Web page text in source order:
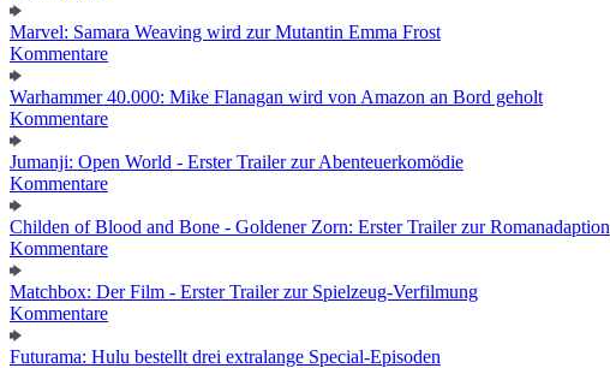
Marvel: Samara Weaving wird zur Mutantin Emma Frost
Kommentare
Warhammer 40.000: Mike Flanagan wird von Amazon an Bord geholt
Kommentare
Jumanji: Open World - Erster Trailer zur Abenteuerkomödie
Kommentare
Childen of Blood and Bone - Goldener Zorn: Erster Trailer zur Romanadaption
Kommentare
Matchbox: Der Film - Erster Trailer zur Spielzeug-Verfilmung
Kommentare
Futurama: Hulu bestellt drei extralange Special-Episoden